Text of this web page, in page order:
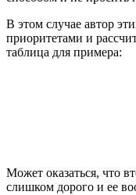
В этом случае автор
приоритетами и
таблица для примера:
Может оказаться, что
слишком дорого и ее